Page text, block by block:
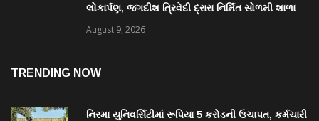
લોકાર્પણ, જગદીશ ત્રિવેદી દ્રારા નિર્મિત સોળમી શાળા
August 9, 2026
TRENDING NOW
નિરમા યુનિવર્સિટીમાં રૂપિયા 5 કરોડની ઉચાપત, કર્મચારી